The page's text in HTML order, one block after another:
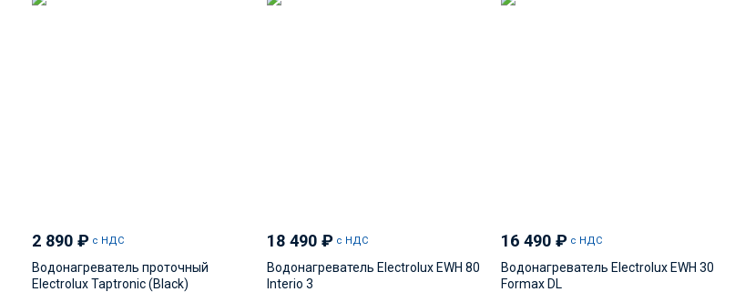
2 890 ₽ с НДС
Водонагреватель проточный
Electrolux Taptronic (Black)
18 490 ₽ с НДС
Водонагреватель Electrolux EWH 80
Interio 3
16 490₽ с НДС
Водонагреватель Electrolux EWH 30
Formax DL